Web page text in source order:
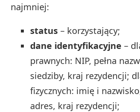
najmniej:
status – korzystający;
dane identyfikacyjne –
prawnych: NIP, pełna
siedziby, kraj rezydencji;
fizycznych: imię i
adres, kraj rezydencji;